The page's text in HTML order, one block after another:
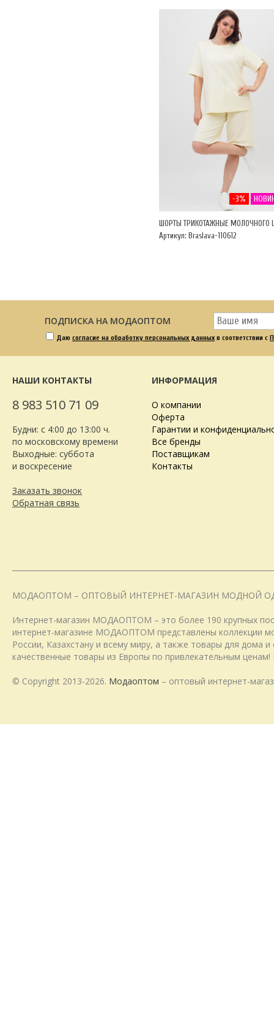
-3%
ШОРТЫ ТРИКОТАЖНЫЕ МОЛОЧНОГО
Артикул: Braslava-110612
ПОДПИСКА НА МОДАОПТОМ
Даю согласие на обработку персональных данных в соответствии с
НАШИ КОНТАКТЫ
8 983 510 71 09
Будни: с 4:00 до 13:00 ч.
по московскому времени
Выходные: суббота
и воскресение
Заказать звонок
Обратная связь
ИНФОРМАЦИЯ
О компании
Оферта
Гарантии и
Все бренды
Поставщикам
Контакты
МОДАОПТОМ – ОПТОВЫЙ ИНТЕРНЕТ-МАГАЗИН МОДНОЙ
Интернет-магазин МОДАОПТОМ – это более 190 крупных
интернет-магазине МОДАОПТОМ представлены коллекции
России, Казахстану и всему миру, а также товары для дома
качественные товары из Европы по привлекательным
© Copyright 2013-2026. Модаоптом – оптовый интернет-